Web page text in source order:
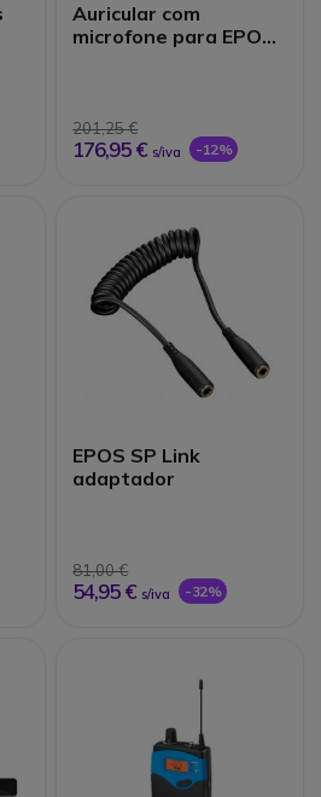
Auricular com
microfone para EPOS
201,25 €
176,95 € s/iva -12%
EPOS SP Link
adaptador
81,00 €
54,95 € s/iva -32%